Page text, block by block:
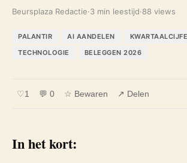
Beursplaza Redactie·3 min leestijd·88 views
PALANTIR AI AANDELEN
TECHNOLOGIE
BELEGGEN 2026
♡1 💬 0 ☆ Bewaren ↗ Delen
In het kort: